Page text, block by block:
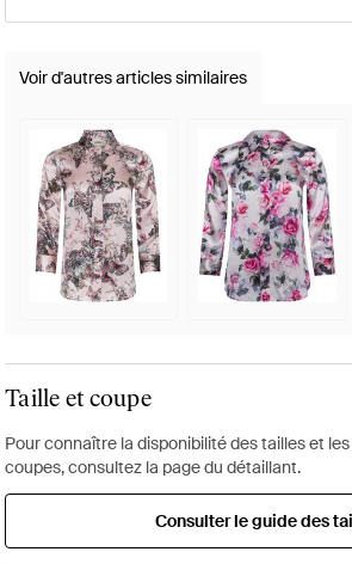
Voir d'autres articles similaires
Taille et coupe
Pour connaître la disponibilité des tailles et
coupes, consultez la page du détaillant.
Consulter le guide des